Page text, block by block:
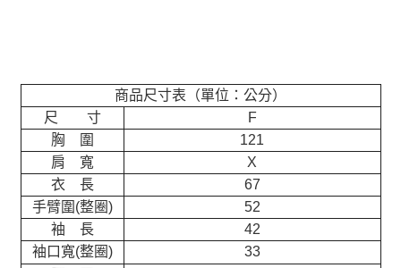
商品尺寸表（單位：公分）
尺 寸
F
胸 圍
121
肩 寬
X
衣 長
67
手臂圍(整圈)
52
袖 長
42
袖口寬(整圈)
33